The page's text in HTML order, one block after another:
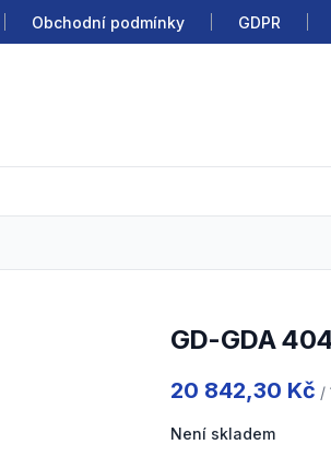
Obchodní podmínky GDPR
GD-GDA
20 842,30 Kč /
Není skladem